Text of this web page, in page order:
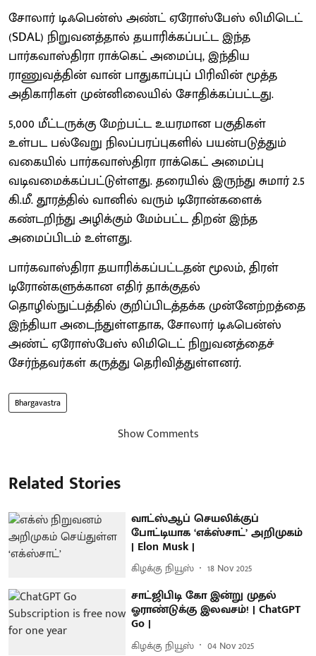
சோலார் டிஃபென்ஸ் அண்ட் ஏரோஸ்பேஸ் லிமிடெட்
(SDAL) நிறுவனத்தால் தயாரிக்கப்பட்ட இந்த
பார்கவாஸ்திரா ராக்கெட் அமைப்பு, இந்திய
ராணுவத்தின் வான் பாதுகாப்புப் பிரிவின் மூத்த
அதிகாரிகள் முன்னிலையில் சோதிக்கப்பட்டது.
5,000 மீட்டருக்கு மேற்பட்ட உயரமான பகுதிகள்
உள்பட பல்வேறு நிலப்பரப்புகளில் பயன்படுத்தும்
வகையில் பார்கவாஸ்திரா ராக்கெட் அமைப்பு
வடிவமைக்கப்பட்டுள்ளது. தரையில் இருந்து சுமார் 2.5
கி.மீ. தூரத்தில் வானில் வரும் டிரோன்களைக்
கண்டறிந்து அழிக்கும் மேம்பட்ட திறன் இந்த
அமைப்பிடம் உள்ளது.
பார்கவாஸ்திரா தயாரிக்கப்பட்டதன் மூலம், திரள்
டிரோன்களுக்கான எதிர் தாக்குதல்
தொழில்நுட்பத்தில் குறிப்பிடத்தக்க முன்னேற்றத்தை
இந்தியா அடைந்துள்ளதாக, சோலார் டிஃபென்ஸ்
அண்ட் ஏரோஸ்பேஸ் லிமிடெட் நிறுவனத்தைச்
சேர்ந்தவர்கள் கருத்து தெரிவித்துள்ளனர்.
Bhargavastra
Show Comments
Related Stories
வாட்ஸ்ஆப் செயலிக்குப்
போட்டியாக ‘எக்ஸ்சாட்’ அறிமுகம்
| Elon Musk |
கிழக்கு நியூஸ் 18 Nov 2025
சாட்ஜிபிடி கோ இன்று முதல்
ஓராண்டுக்கு இலவசம்! | ChatGPT
Go |
கிழக்கு நியூஸ் 04 Nov 2025